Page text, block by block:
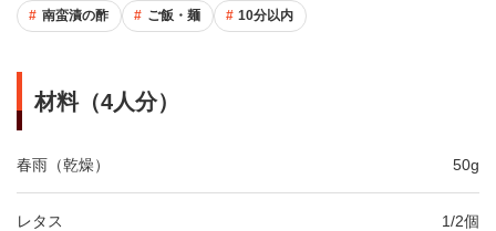
南蛮漬の酢 ご飯・麺 10分以内
材料（4人分）
春雨（乾燥） 50g
レタス 1/2個